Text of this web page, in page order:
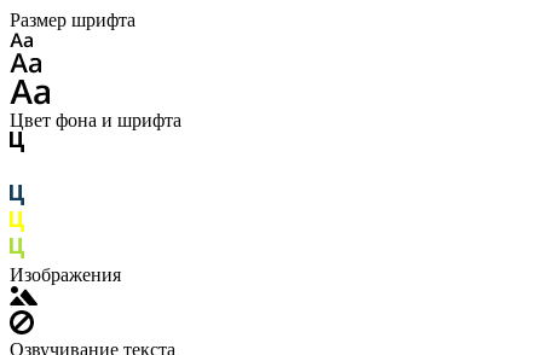
Размер шрифта
Цвет фона и шрифта
Изображения
Озвучивание текста